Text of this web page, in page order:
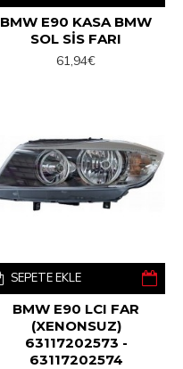
BMW E90 KASA BMW
SOL SİS FARI
61,94€
BMW E90 LCI FAR
(XENONSUZ)
63117202573 -
63117202574
SEPETE EKLE